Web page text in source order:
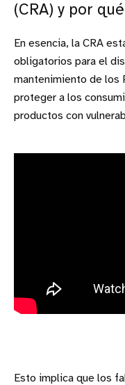
(CRA) y por
En esencia, la CRA
obligatorios para el
mantenimiento de los
proteger a los
productos con
Esto implica que los